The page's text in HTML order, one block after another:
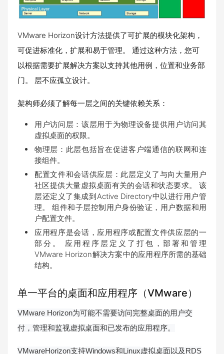
VMware Horizon设计方法提供了可扩展的模块化架构，
可促进标准化，扩展和易于管理。 通过这种方法，您可
以根据需要扩展解决方案以支持其他用例，位置和业务部
门。 层不应孤立设计。
架构师必须了解每一层之间的关键依赖关系：
用户访问层：该层用于为物理设备提供用户访问其
虚拟桌面的权限。
物理层：此层包括旨在促进客户端通信的联网和连
接组件。
配置文件和会话供应层：此层定义了与向大量用户
社区提供大量虚拟桌面有关的会话和状态要求。 该
层还定义了集成到Active Directory中以进行用户管
理。 组件和子层控制用户身份验证，用户数据和用
户配置文件。
应用程序是会话，应用程序或配置文件供应层的一
部分。 应用程序层定义了打包，部署和管理
VMware Horizon解决方案中的应用程序所需的基础
结构。
单一平台的桌面和应用程序（VMware）
VMware Horizon为可能不需要访问完整桌面的用户交
付，管理和监视虚拟桌面和已发布的应用程序。
VMwareHorizon支持Windows和Linux虚拟桌面以及 RDS